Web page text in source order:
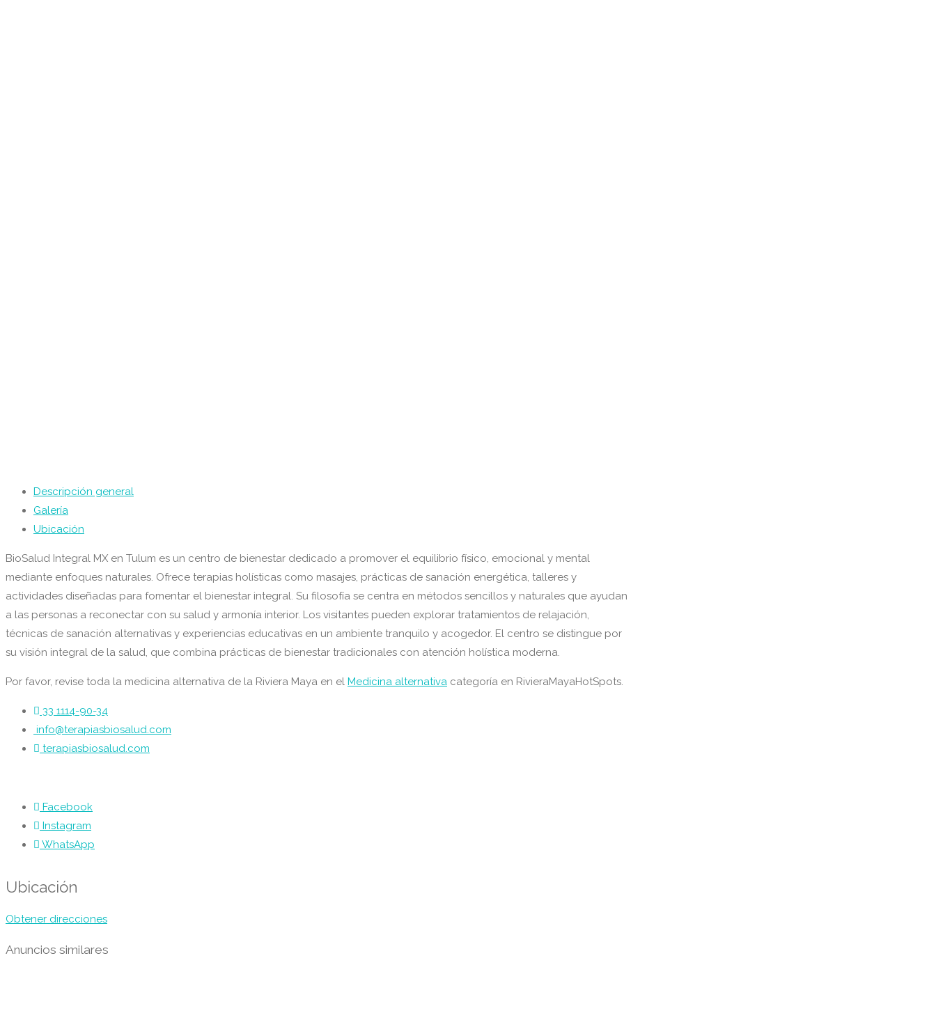
Descripción general
Galería
Ubicación
BioSalud Integral MX en Tulum es un centro de bienestar dedicado a promover el equilibrio físico, emocional y mental
mediante enfoques naturales. Ofrece terapias holísticas como masajes, prácticas de sanación energética, talleres y
actividades diseñadas para fomentar el bienestar integral. Su filosofía se centra en métodos sencillos y naturales que ayudan
a las personas a reconectar con su salud y armonía interior. Los visitantes pueden explorar tratamientos de relajación,
técnicas de sanación alternativas y experiencias educativas en un ambiente tranquilo y acogedor. El centro se distingue por
su visión integral de la salud, que combina prácticas de bienestar tradicionales con atención holística moderna.
Por favor, revise toda la medicina alternativa de la Riviera Maya en el Medicina alternativa categoría en RivieraMayaHotSpots.
33 1114-90-34
info@terapiasbiosalud.com
terapiasbiosalud.com
Facebook
Instagram
WhatsApp
Ubicación
Obtener direcciones
Anuncios similares